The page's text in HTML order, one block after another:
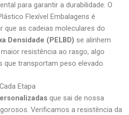
para garantir a durabilidade. O
Flexível Embalagens é
que as cadeias moleculares do
Densidade (PELBD) se alinhem
resistência ao rasgo, algo
que transportam peso elevado.
Etapa
que sai de nossa
Verificamos a resistência da